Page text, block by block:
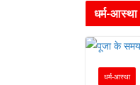
धर्म-आस्था
धर्म-आस्था